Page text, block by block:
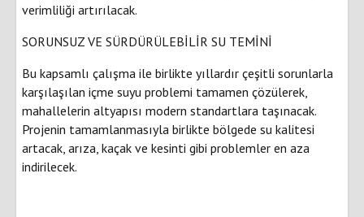
verimliliği artırılacak.
SORUNSUZ VE SÜRDÜRÜLEBİLİR SU TEMİNİ
Bu kapsamlı çalışma ile birlikte yıllardır çeşitli sorunlarla
karşılaşılan içme suyu problemi tamamen çözülerek,
mahallelerin altyapısı modern standartlara taşınacak.
Projenin tamamlanmasıyla birlikte bölgede su kalitesi
artacak, arıza, kaçak ve kesinti gibi problemler en aza
indirilecek.